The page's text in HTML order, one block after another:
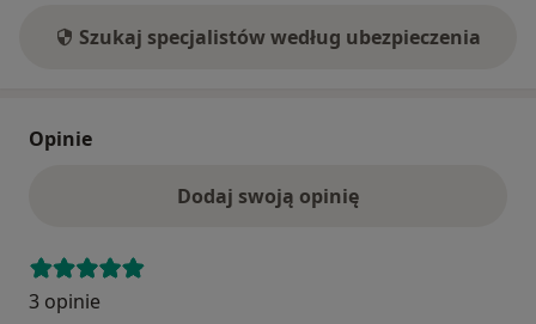
Szukaj specjalistów według ubezpieczenia
Opinie
Dodaj swoją opinię
3 opinie